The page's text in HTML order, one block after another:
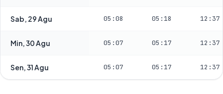
Sab, 29 Agu 05:08 05:18 12:37
Min, 30 Agu 05:07 05:17 12:37
Sen, 31 Agu 05:07 05:17 12:37